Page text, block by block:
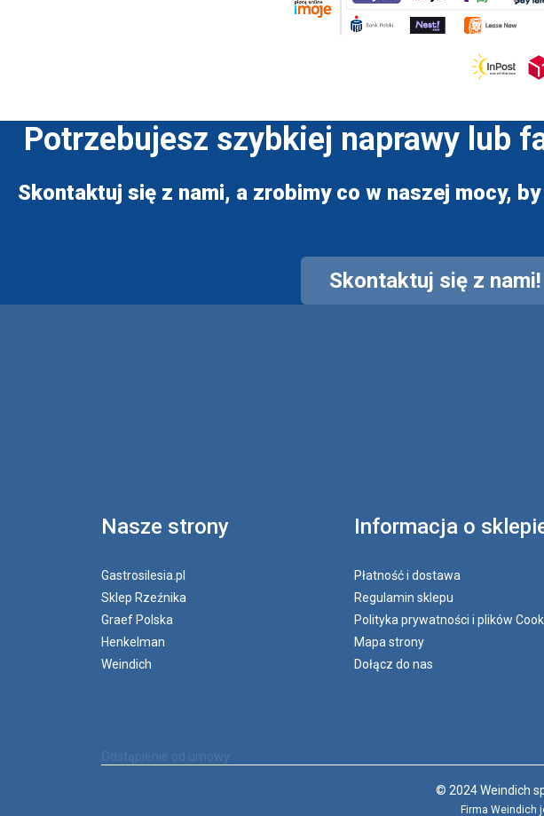
Potrzebujesz szybkiej naprawy lub
Skontaktuj się z nami, a zrobimy co w naszej mocy,
Skontaktuj się z nami!
Nasze strony
Gastrosilesia.pl
Sklep Rzeźnika
Graef Polska
Henkelman
Weindich
Informacja o
Płatność i dostawa
Regulamin sklepu
Polityka prywatności i plików
Mapa strony
Dołącz do nas
Odstąpienie od umowy
© 2024 Weindich
Firma Weindich